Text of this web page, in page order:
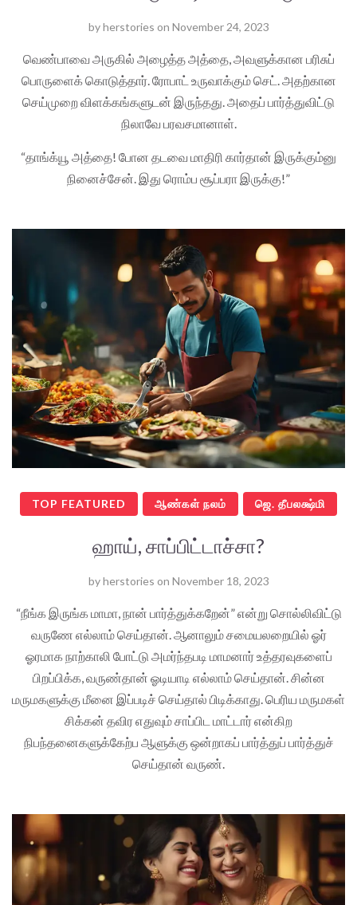
byherstories on November 24, 2023
வெண்பாவை அருகில் அழைத்த அத்தை, அவளுக்கான பரிசுப்
பொருளைக் கொடுத்தார். ரோபாட் உருவாக்கும் செட். அதற்கான
செய்முறை விளக்கங்களுடன் இருந்தது. அதைப் பார்த்துவிட்டு
நிலாவே பரவசமானாள்.
“தாங்க்யூ அத்தை! போன தடவை மாதிரி கார்தான் இருக்கும்னு
நினைச்சேன். இது ரொம்ப சூப்பரா இருக்கு!”
TOP FEATURED ஆண்கள் நலம் ஜெ. தீபலக்ஷ்மி
ஹாய், சாப்பிட்டாச்சா?
byherstories on November 18, 2023
“நீங்க இருங்க மாமா, நான் பார்த்துக்கறேன்” என்று சொல்லிவிட்டு
வருணே எல்லாம் செய்தான். ஆனாலும் சமையலறையில் ஓர்
ஓரமாக நாற்காலி போட்டு அமர்ந்தபடி மாமனார் உத்தரவுகளைப்
பிறப்பிக்க, வருண்தான் ஓடியாடி எல்லாம் செய்தான். சின்ன
மருமகளுக்கு மீனை இப்படிச் செய்தால் பிடிக்காது. பெரிய மருமகள்
சிக்கன் தவிர எதுவும் சாப்பிட மாட்டார் என்கிற
நிபந்தனைகளுக்கேற்ப ஆளுக்கு ஒன்றாகப் பார்த்துப் பார்த்துச்
செய்தான் வருண்.